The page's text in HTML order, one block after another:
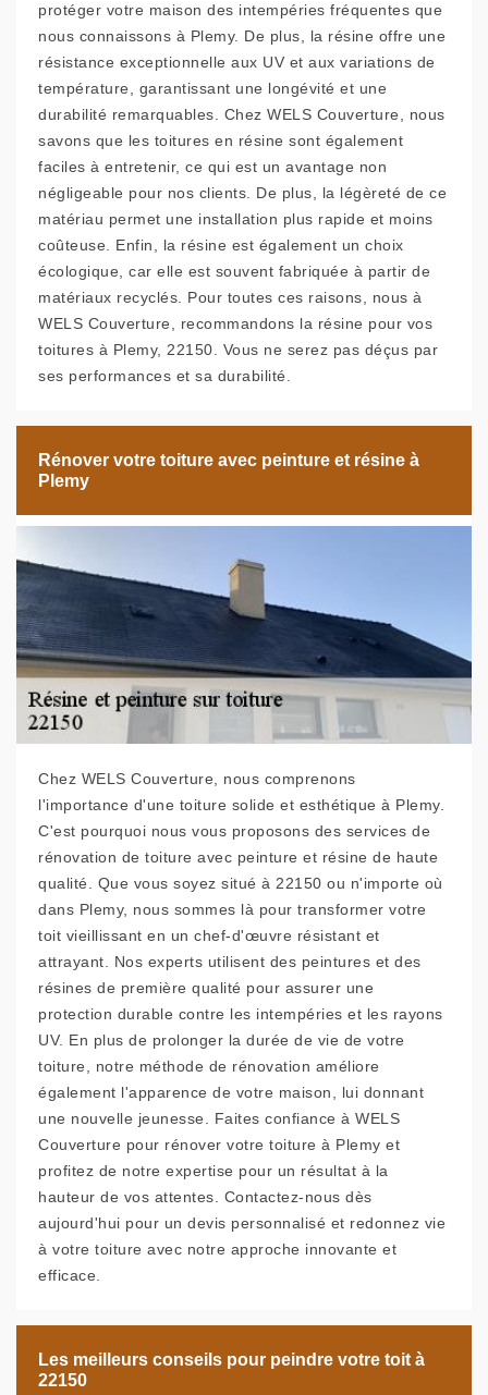
protéger votre maison des intempéries fréquentes que
nous connaissons à Plemy. De plus, la résine offre une
résistance exceptionnelle aux UV et aux variations de
température, garantissant une longévité et une
durabilité remarquables. Chez WELS Couverture, nous
savons que les toitures en résine sont également
faciles à entretenir, ce qui est un avantage non
négligeable pour nos clients. De plus, la légèreté de ce
matériau permet une installation plus rapide et moins
coûteuse. Enfin, la résine est également un choix
écologique, car elle est souvent fabriquée à partir de
matériaux recyclés. Pour toutes ces raisons, nous à
WELS Couverture, recommandons la résine pour vos
toitures à Plemy, 22150. Vous ne serez pas déçus par
ses performances et sa durabilité.
Rénover votre toiture avec peinture et résine à
Plemy
Chez WELS Couverture, nous comprenons
l'importance d'une toiture solide et esthétique à Plemy.
C'est pourquoi nous vous proposons des services de
rénovation de toiture avec peinture et résine de haute
qualité. Que vous soyez situé à 22150 ou n'importe où
dans Plemy, nous sommes là pour transformer votre
toit vieillissant en un chef-d'œuvre résistant et
attrayant. Nos experts utilisent des peintures et des
résines de première qualité pour assurer une
protection durable contre les intempéries et les rayons
UV. En plus de prolonger la durée de vie de votre
toiture, notre méthode de rénovation améliore
également l'apparence de votre maison, lui donnant
une nouvelle jeunesse. Faites confiance à WELS
Couverture pour rénover votre toiture à Plemy et
profitez de notre expertise pour un résultat à la
hauteur de vos attentes. Contactez-nous dès
aujourd'hui pour un devis personnalisé et redonnez vie
à votre toiture avec notre approche innovante et
efficace.
Les meilleurs conseils pour peindre votre toit à
22150